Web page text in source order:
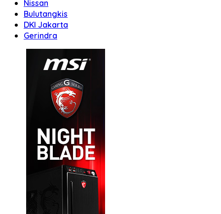
Nissan
Bulutangkis
DKI Jakarta
Gerindra